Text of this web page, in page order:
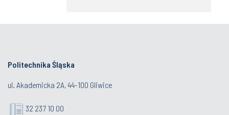
Politechnika Śląska
ul. Akademicka 2A, 44-100 Gliwice
32 237 10 00